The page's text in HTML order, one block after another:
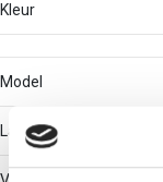
Kleur
Model
Langsverbinder